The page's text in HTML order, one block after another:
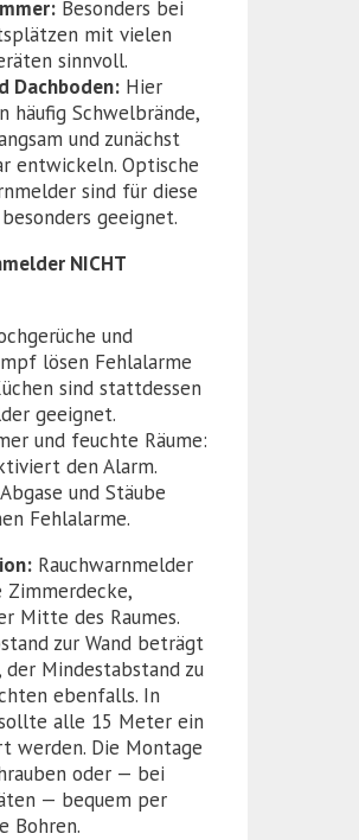
Besonders bei
mit vielen
sinnvoll.
Dachboden: Hier
häufig Schwelbrände,
und zunächst
entwickeln. Optische
sind für diese
geeignet.
NICHT
und
lösen Fehlalarme
sind stattdessen
geeignet.
und feuchte Räume:
den Alarm.
und Stäube
Fehlalarme.
Rauchwarnmelder
Zimmerdecke,
Mitte des Raumes.
zur Wand beträgt
Mindestabstand zu
ebenfalls. In
alle 15 Meter ein
werden. Die Montage
oder — bei
— bequem per
Bohren.